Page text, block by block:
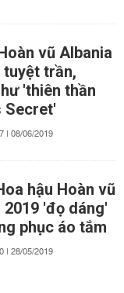
vũ Albania
tuyệt trần,
'thiên thần
Secret'
| 08/06/2019
hậu Hoàn vũ
2019 'đọ dáng'
phục áo tắm
| 28/05/2019